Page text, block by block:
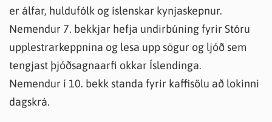
er álfar, huldufólk og íslenskar kynjaskepnur.
Nemendur 7. bekkjar hefja undirbúning fyrir Stóru
upplestrarkeppnina og lesa upp sögur og ljóð sem
tengjast þjóðsagnaarfi okkar Íslendinga.
Nemendur í 10. bekk standa fyrir kaffisölu að lokinni
dagskrá.